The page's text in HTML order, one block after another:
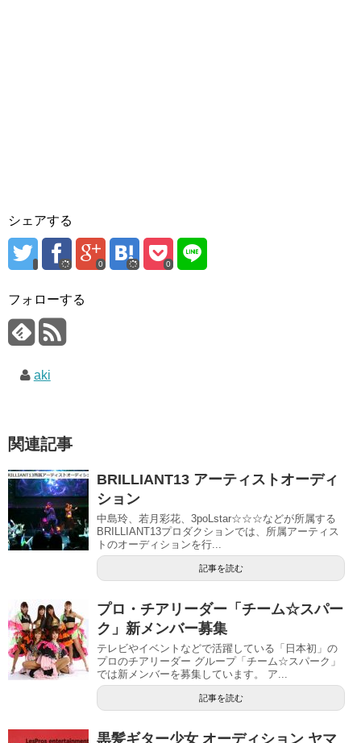
シェアする
0 0
フォローする
aki
関連記事
BRILLIANT13 アーティストオーディ
ション
中島玲、若月彩花、3poLstar☆☆☆などが所属する
BRILLIANT13プロダクションでは、所属アーティス
トのオーディションを行...
記事を読む
プロ・チアリーダー「チーム☆スパー
ク」新メンバー募集
テレビやイベントなどで活躍している「日本初」の
プロのチアリーダー グループ「チーム☆スパーク」
では新メンバーを募集しています。 ア...
記事を読む
黒髪ギター少女 オーディション ヤマ